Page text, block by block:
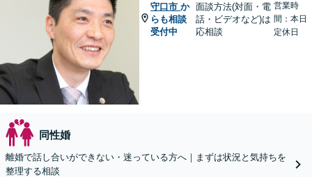
守口市 か
らも相談
受付中
面談方法(対面・電
話・ビデオなど)は
応相談
営業時
間：本日
定休日
同性婚
離婚で話し合いができない・迷っている方へ｜まずは状況と気持ちを
整理する相談